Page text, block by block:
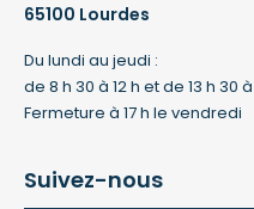
65100 Lourdes
Du lundi au jeudi :
de 8 h 30 à 12 h et de 13 h 30 à
Fermeture à 17 h le vendredi
Suivez-nous